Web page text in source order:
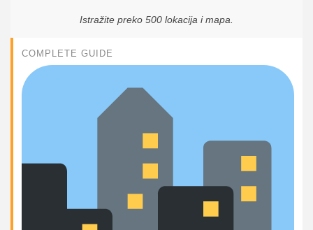
Istražite preko 500 lokacija i mapa.
COMPLETE GUIDE